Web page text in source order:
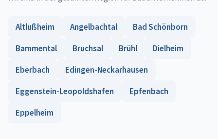
Altlußheim Angelbachtal
Bad Schönborn
Bammental
Bruchsal Brühl
Dielheim
Eberbach
Edingen-Neckarhausen
Eggenstein-Leopoldshafen
Epfenbach
Eppelheim